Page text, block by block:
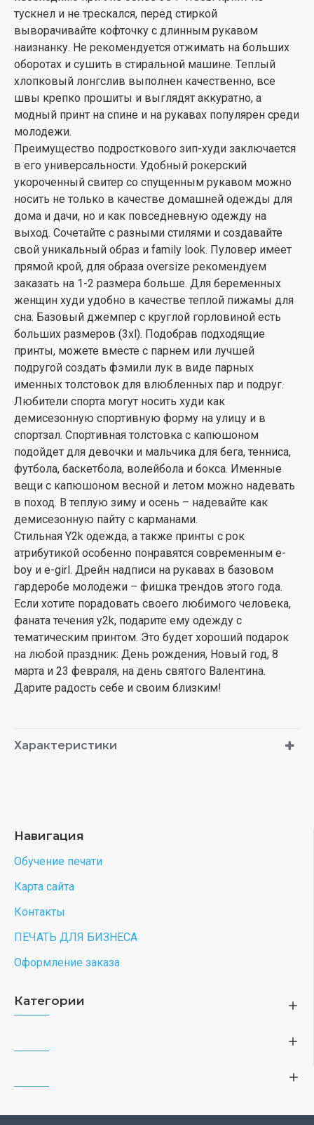
тускнел и не трескался, перед стиркой
выворачивайте кофточку с длинным рукавом
наизнанку. Не рекомендуется отжимать на больших
оборотах и сушить в стиральной машине. Теплый
хлопковый лонгслив выполнен качественно, все
швы крепко прошиты и выглядят аккуратно, а
модный принт на спине и на рукавах популярен среди
молодежи.
Преимущество подросткового зип-худи заключается
в его универсальности. Удобный рокерский
укороченный свитер со спущенным рукавом можно
носить не только в качестве домашней одежды для
дома и дачи, но и как повседневную одежду на
выход. Сочетайте с разными стилями и создавайте
свой уникальный образ и family look. Пуловер имеет
прямой крой, для образа oversize рекомендуем
заказать на 1-2 размера больше. Для беременных
женщин худи удобно в качестве теплой пижамы для
сна. Базовый джемпер с круглой горловиной есть
больших размеров (3xl). Подобрав подходящие
принты, можете вместе с парнем или лучшей
подругой создать фэмили лук в виде парных
именных толстовок для влюбленных пар и подруг.
Любители спорта могут носить худи как
демисезонную спортивную форму на улицу и в
спортзал. Спортивная толстовка с капюшоном
подойдет для девочки и мальчика для бега, тенниса,
футбола, баскетбола, волейбола и бокса. Именные
вещи с капюшоном весной и летом можно надевать
в поход. В теплую зиму и осень – надевайте как
демисезонную пайту с карманами.
Стильная Y2k одежда, а также принты с рок
атрибутикой особенно понравятся современным e-
boy и e-girl. Дрейн надписи на рукавах в базовом
гардеробе молодежи – фишка трендов этого года.
Если хотите порадовать своего любимого человека,
фаната течения y2k, подарите ему одежду с
тематическим принтом. Это будет хороший подарок
на любой праздник: День рождения, Новый год, 8
марта и 23 февраля, на день святого Валентина.
Дарите радость себе и своим близким!
Характеристики
Навигация
Обучение печати
Карта сайта
Контакты
ПЕЧАТЬ ДЛЯ БИЗНЕСА
Оформление заказа
Категории